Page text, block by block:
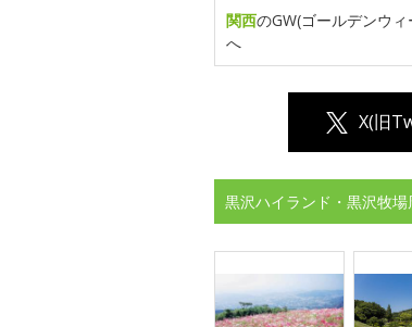
関西のGW(ゴールデンウ
へ
X(旧
黒沢ハイランド・黒沢牧